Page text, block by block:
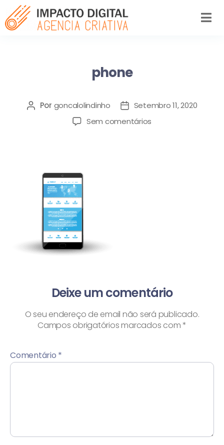
phone
Por goncalolindinho
Setembro 11, 2020
Sem comentários
Deixe um comentário
O seu endereço de email não será publicado.
Campos obrigatórios marcados com*
Comentário *